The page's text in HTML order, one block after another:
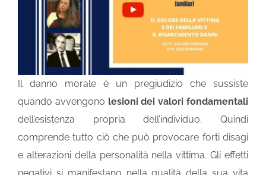
Il danno morale è un pregiudizio che sussiste
quando avvengono lesioni dei valori fondamentali
dell’esistenza propria dell’individuo. Quindi
comprende tutto ciò che può provocare forti disagi
e alterazioni della personalità nella vittima. Gli effetti
negativi si manifestano nella qualità della sua vita